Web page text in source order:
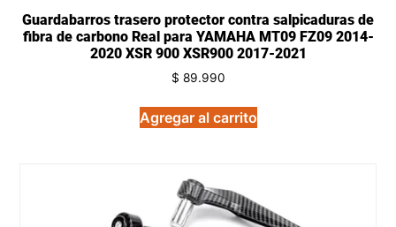
Guardabarros trasero protector contra salpicaduras de
fibra de carbono Real para YAMAHA MT09 FZ09 2014-
2020 XSR 900 XSR900 2017-2021
$ 89.990
Agregar al carrito